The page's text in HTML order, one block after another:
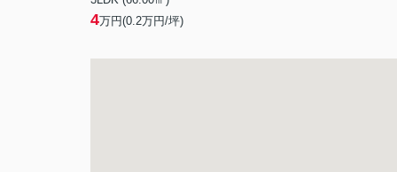
4万円(0.2万円/坪)